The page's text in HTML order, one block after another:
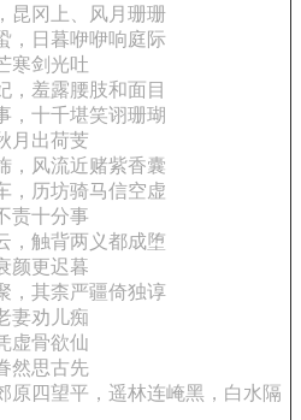
昆冈上、风月珊珊
，日暮咿咿响庭际
寒剑光吐
，羞露腰肢和面目
，十千堪笑诩珊瑚
月出荷芰
，风流近赌紫香囊
，历坊骑马信空虚
责十分事
，触背两义都成堕
颜更迟暮
，其柰严疆倚独谆
妻劝儿痴
虚骨欲仙
然思古先
原四望平，遥林连崦黑，白水隔